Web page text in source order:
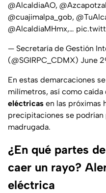
@AlcaldiaAO,
@cuajimalpa_gob,
@AlcaldiaMHmx,…
— Secretaría de Gestión
(@SGIRPC_CDMX) June
En estas demarcaciones
milímetros, así como caída
eléctricas en las próximas
precipitaciones se podrían
madrugada.
¿En qué partes
caer un rayo?
eléctrica